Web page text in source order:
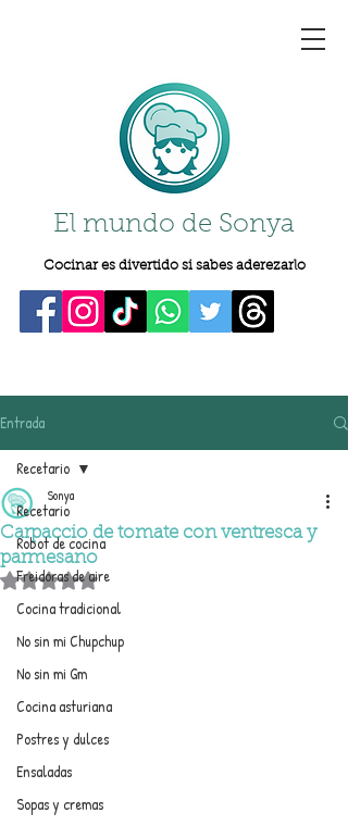
El mundo de Sonya
Cocinar es divertido si sabes aderezarlo
Entrada
Recetario
Robot de cocina
Freidoras de aire
Cocina tradicional
No sin mi Chupchup
No sin mi Gm
Cocina asturiana
Postres y dulces
Ensaladas
Sopas y cremas
Recetario
Carpaccio de tomate con ventresca y
parmesano
Sonya
Obtuvo NaN de 5 estrellas.